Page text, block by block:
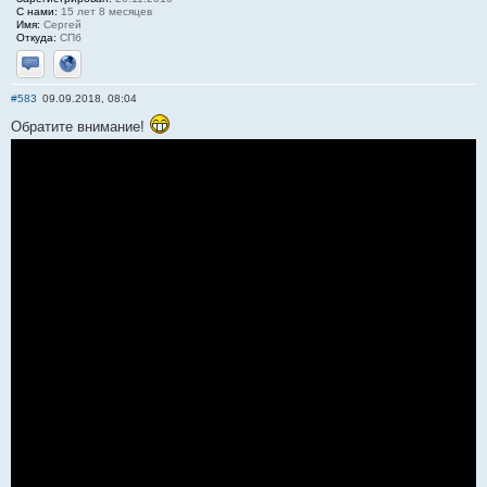
С нами: 15 лет 8 месяцев
Имя: Сергей
Откуда: СПб
Отправить личное сообщение
Сайт
#583 09.09.2018, 08:04
Обратите внимание!